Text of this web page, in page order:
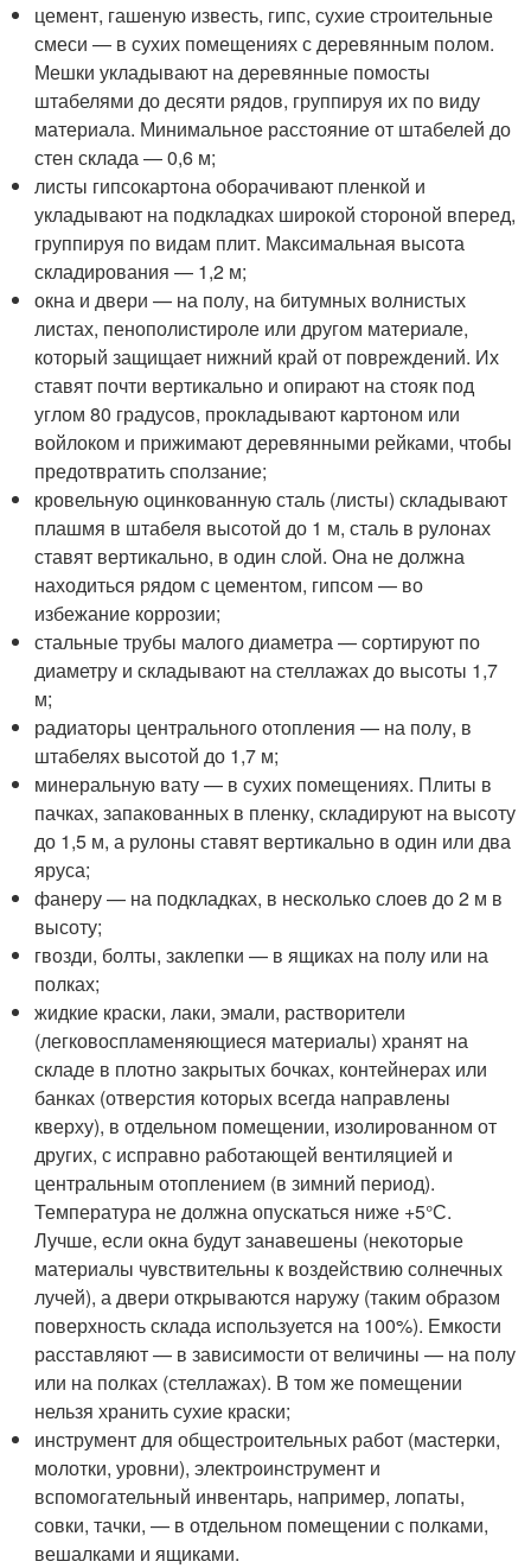
цемент, гашеную известь, гипс, сухие строительные
смеси — в сухих помещениях с деревянным полом.
Мешки укладывают на деревянные помосты
штабелями до десяти рядов, группируя их по виду
материала. Минимальное расстояние от штабелей до
стен склада — 0,6 м;
листы гипсокартона оборачивают пленкой и
укладывают на подкладках широкой стороной вперед,
группируя по видам плит. Максимальная высота
складирования — 1,2 м;
окна и двери — на полу, на битумных волнистых
листах, пенополистироле или другом материале,
который защищает нижний край от повреждений. Их
ставят почти вертикально и опирают на стояк под
углом 80 градусов, прокладывают картоном или
войлоком и прижимают деревянными рейками, чтобы
предотвратить сползание;
кровельную оцинкованную сталь (листы) складывают
плашмя в штабеля высотой до 1 м, сталь в рулонах
ставят вертикально, в один слой. Она не должна
находиться рядом с цементом, гипсом — во
избежание коррозии;
стальные трубы малого диаметра — сортируют по
диаметру и складывают на стеллажах до высоты 1,7
м;
радиаторы центрального отопления — на полу, в
штабелях высотой до 1,7 м;
минеральную вату — в сухих помещениях. Плиты в
пачках, запакованных в пленку, складируют на высоту
до 1,5 м, а рулоны ставят вертикально в один или два
яруса;
фанеру — на подкладках, в несколько слоев до 2 м в
высоту;
гвозди, болты, заклепки — в ящиках на полу или на
полках;
жидкие краски, лаки, эмали, растворители
(легковоспламеняющиеся материалы) хранят на
складе в плотно закрытых бочках, контейнерах или
банках (отверстия которых всегда направлены
кверху), в отдельном помещении, изолированном от
других, с исправно работающей вентиляцией и
центральным отоплением (в зимний период).
Температура не должна опускаться ниже +5°С.
Лучше, если окна будут занавешены (некоторые
материалы чувствительны к воздействию солнечных
лучей), а двери открываются наружу (таким образом
поверхность склада используется на 100%). Емкости
расставляют — в зависимости от величины — на полу
или на полках (стеллажах). В том же помещении
нельзя хранить сухие краски;
инструмент для общестроительных работ (мастерки,
молотки, уровни), электроинструмент и
вспомогательный инвентарь, например, лопаты,
совки, тачки, — в отдельном помещении с полками,
вешалками и ящиками.